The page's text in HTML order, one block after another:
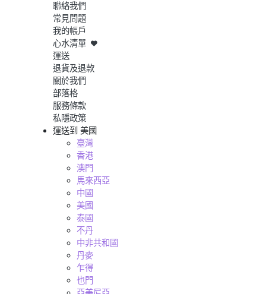
聯絡我們
常見問題
我的帳戶
心水清單
運送
退貨及退款
關於我們
部落格
服務條款
私隱政策
運送到 美國
臺灣
香港
澳門
馬來西亞
中國
美國
泰國
不丹
中非共和國
丹麥
乍得
也門